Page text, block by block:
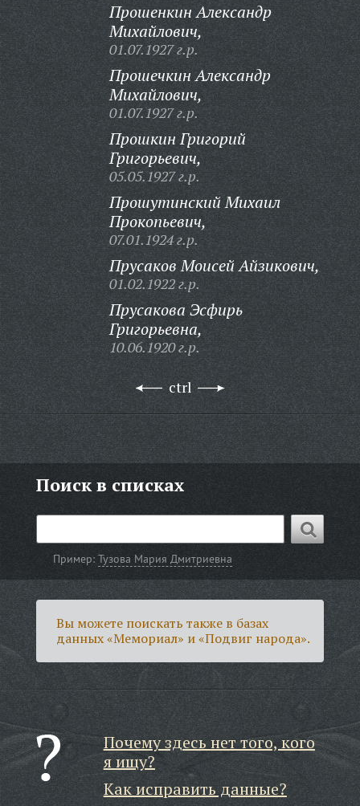
Прошенкин Александр
Михайлович,
01.07.1927 г.р.
Прошечкин Александр
Михайлович,
01.07.1927 г.р.
Прошкин Григорий
Григорьевич,
05.05.1927 г.р.
Прошутинский Михаил
Прокопьевич,
07.01.1924 г.р.
Прусаков Моисей Айзикович,
01.02.1922 г.р.
Прусакова Эсфирь
Григорьевна,
10.06.1920 г.р.
ctrl
Поиск в списках
Пример:Тузова Мария Дмитриевна
Вы можете поискать также в базах
данных «Мемориал» и «Подвиг народа».
Почему здесь нет того, кого
я ищу?
Как исправить данные?